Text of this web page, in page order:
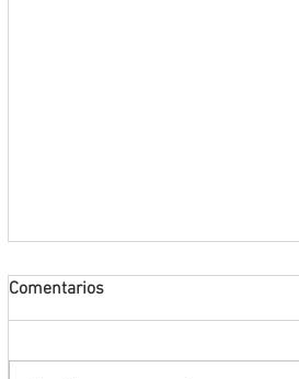
Comentarios